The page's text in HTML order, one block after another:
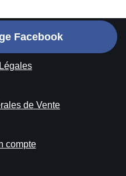
Facebook
de Vente
compte